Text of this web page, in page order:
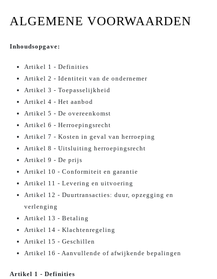
ALGEMENE VOORWAARDEN
Inhoudsopgave:
Artikel 1 - Definities
Artikel 2 - Identiteit van de ondernemer
Artikel 3 - Toepasselijkheid
Artikel 4 - Het aanbod
Artikel 5 - De overeenkomst
Artikel 6 - Herroepingsrecht
Artikel 7 - Kosten in geval van herroeping
Artikel 8 - Uitsluiting herroepingsrecht
Artikel 9 - De prijs
Artikel 10 - Conformiteit en garantie
Artikel 11 - Levering en uitvoering
Artikel 12 - Duurtransacties: duur, opzegging en
verlenging
Artikel 13 - Betaling
Artikel 14 - Klachtenregeling
Artikel 15 - Geschillen
Artikel 16 - Aanvullende of afwijkende bepalingen
Artikel 1 - Definities